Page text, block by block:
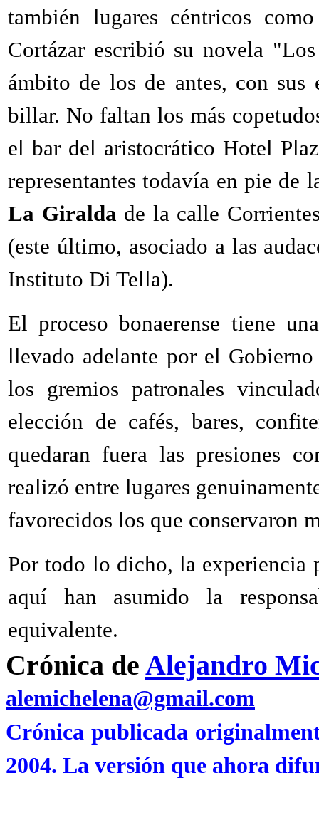
también lugares céntricos
Cortázar escribió su novela
ámbito de los de antes, con
billar. No faltan los más
el bar del aristocrático Hotel
representantes todavía en pie de
La Giralda de la calle
(este último, asociado a las
Instituto Di Tella).
El proceso bonaerense tiene
llevado adelante por el
los gremios patronales
elección de cafés, bares,
quedaran fuera las presiones
realizó entre lugares
favorecidos los que conservaron
Por todo lo dicho, la experiencia
aquí han asumido la
equivalente.
Crónica de Alejandro
alemichelena@gmail.com
Crónica publicada
2004. La versión que ahora